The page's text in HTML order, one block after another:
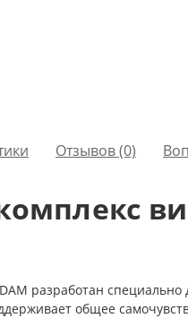
Отзывов (0)
разработан
общее